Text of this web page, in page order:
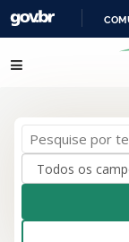
Pular para o conteúdo